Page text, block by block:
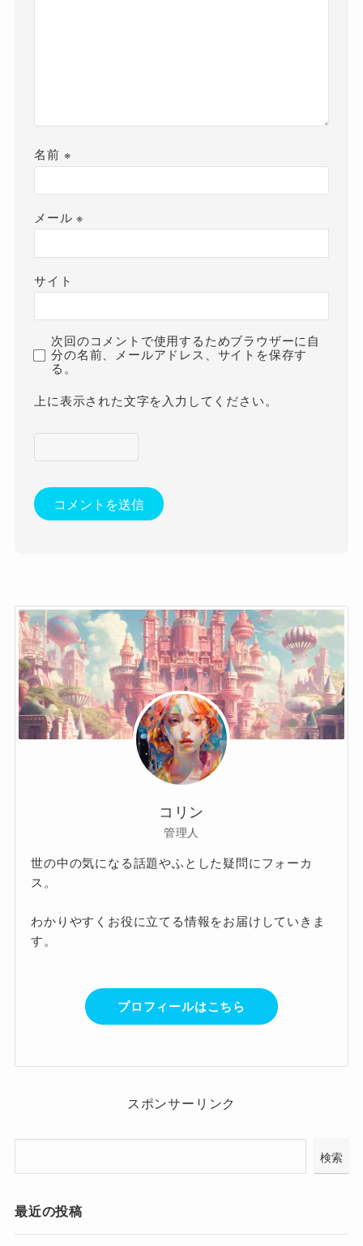
名前 ※
メール※
サイト
次回のコメントで使用するためブラウザーに自
分の名前、メールアドレス、サイトを保存す
る。
上に表示された文字を入力してください。
コリン
管理人
世の中の気になる話題やふとした疑問にフォーカ
ス。
わかりやすくお役に立てる情報をお届けしていきま
す。
プロフィールはこちら
スポンサーリンク
検索
最近の投稿